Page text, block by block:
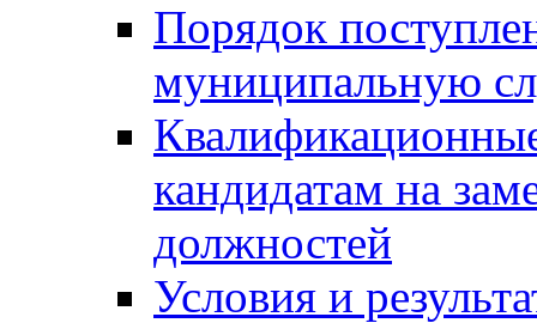
Порядок
муниципальную
кандидатам на
должностей
Условия и